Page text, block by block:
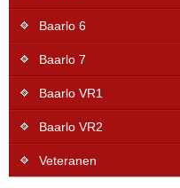
Baarlo 6
Baarlo 7
Baarlo VR1
Baarlo VR2
Veteranen